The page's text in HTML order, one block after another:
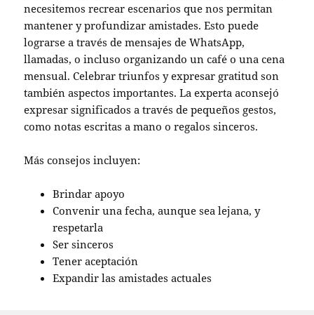
necesitemos recrear escenarios que nos permitan
mantener y profundizar amistades. Esto puede
lograrse a través de mensajes de WhatsApp,
llamadas, o incluso organizando un café o una cena
mensual. Celebrar triunfos y expresar gratitud son
también aspectos importantes. La experta aconsejó
expresar significados a través de pequeños gestos,
como notas escritas a mano o regalos sinceros.
Más consejos incluyen:
Brindar apoyo
Convenir una fecha, aunque sea lejana, y
respetarla
Ser sinceros
Tener aceptación
Expandir las amistades actuales